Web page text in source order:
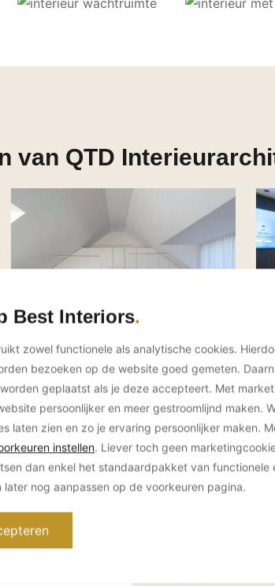
van QTD
Best Interiors
zowel functionele als analytische cookies.
bezoeken op de website goed gemeten.
geplaatst als je deze accepteert. Met
persoonlijker en meer gestroomlijnd maken.
laten zien en zo je ervaring persoonlijker maken.
instellen. Liever toch geen
dan enkel het standaardpakket van functionele
later nog aanpassen op de voorkeuren pagina.